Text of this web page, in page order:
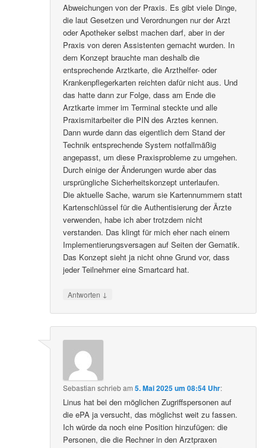
Abweichungen von der Praxis. Es gibt viele Dinge,
die laut Gesetzen und Verordnungen nur der Arzt
oder Apotheker selbst machen darf, aber in der
Praxis von deren Assistenten gemacht wurden. In
dem Konzept brauchte man deshalb die
entsprechende Arztkarte, die Arzthelfer- oder
Krankenpflegerkarten reichten dafür nicht aus. Und
das hatte dann zur Folge, dass am Ende die
Arztkarte immer im Terminal steckte und alle
Praxismitarbeiter die PIN des Arztes kennen.
Dann wurde dann das eigentlich dem Stand der
Technik entsprechende System notfallmäßig
angepasst, um diese Praxisprobleme zu umgehen.
Durch einige der Änderungen wurde aber das
ursprüngliche Sicherheitskonzept unterlaufen.
Die aktuelle Sache, warum sie Kartennummern statt
Kartenschlüssel für die Authentisierung der Ärzte
verwenden, habe ich aber trotzdem nicht
verstanden. Das klingt für mich eher nach einem
Implementierungsversagen auf Seiten der Gematik.
Das Konzept sieht ja nicht ohne Grund vor, dass
jeder Teilnehmer eine Smartcard hat.
Antworten ↓
Sebastian schriebam5. Mai 2025 um 08:54 Uhr:
Linus hat bei den möglichen Zugriffspersonen auf
die ePA ja versucht, das möglichst weit zu fassen.
Ich würde da noch eine Position hinzufügen: die
Personen, die die Rechner in den Arztpraxen